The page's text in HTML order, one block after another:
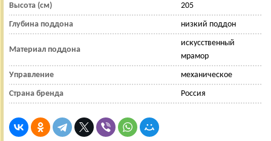
Высота (см) 205
Глубина поддона низкий поддон
Материал поддона
искусственный
мрамор
Управление механическое
Страна бренда Россия